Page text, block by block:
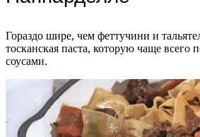
Гораздо шире, чем феттучини и
тосканская паста, которую чаще всего
соусами.